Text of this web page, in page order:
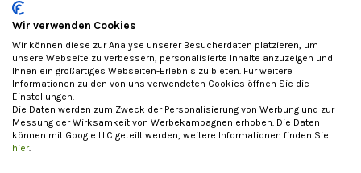
Datenschutzerklärung
Cookie-Einstellungen
Allgemeine Nutzungsbedingungen
Impressum
Vertrag widerrufen
Wir verwenden Cookies
Wir können diese zur Analyse unserer Besucherdaten platzieren, um
unsere Webseite zu verbessern, personalisierte Inhalte anzuzeigen und
Ihnen ein großartiges Webseiten-Erlebnis zu bieten. Für weitere
Informationen zu den von uns verwendeten Cookies öffnen Sie die
Einstellungen.
Die Daten werden zum Zweck der Personalisierung von Werbung und zur
Messung der Wirksamkeit von Werbekampagnen erhoben. Die Daten
können mit Google LLC geteilt werden, weitere Informationen finden Sie
hier.